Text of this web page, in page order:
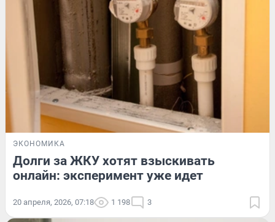
ЭКОНОМИКА
Долги за ЖКУ хотят взыскивать
онлайн: эксперимент уже идет
20 апреля, 2026, 07:18 1 198 3